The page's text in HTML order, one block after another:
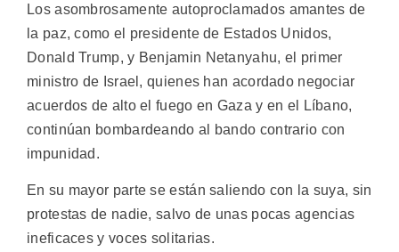
Los asombrosamente autoproclamados amantes de
la paz, como el presidente de Estados Unidos,
Donald Trump, y Benjamin Netanyahu, el primer
ministro de Israel, quienes han acordado negociar
acuerdos de alto el fuego en Gaza y en el Líbano,
continúan bombardeando al bando contrario con
impunidad.
En su mayor parte se están saliendo con la suya, sin
protestas de nadie, salvo de unas pocas agencias
ineficaces y voces solitarias.